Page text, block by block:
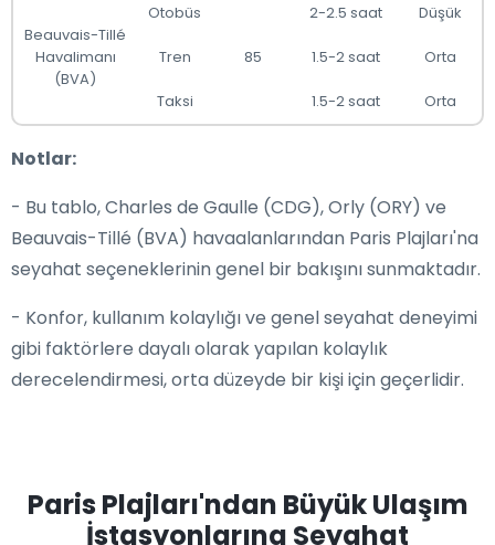
Beauvais-Tillé
Havalimanı
(BVA)
Otobüs
85
2-2.5 saat Düşük
Tren 1.5-2 saat Orta
Taksi 1.5-2 saat Orta
Notlar:
- Bu tablo, Charles de Gaulle (CDG), Orly (ORY) ve
Beauvais-Tillé (BVA) havaalanlarından Paris Plajları'na
seyahat seçeneklerinin genel bir bakışını sunmaktadır.
- Konfor, kullanım kolaylığı ve genel seyahat deneyimi
gibi faktörlere dayalı olarak yapılan kolaylık
derecelendirmesi, orta düzeyde bir kişi için geçerlidir.
Paris Plajları'ndan Büyük Ulaşım
İstasyonlarına Seyahat